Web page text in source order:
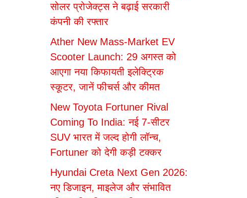
सोलर प्रोजेक्ट्स ने बढ़ाई सरकारी
कंपनी की रफ्तार
Ather New Mass-Market EV
Scooter Launch: 29 अगस्त को
आएगा नया किफायती इलेक्ट्रिक
स्कूटर, जानें फीचर्स और कीमत
New Toyota Fortuner Rival
Coming To India: नई 7-सीटर
SUV भारत में जल्द होगी लॉन्च,
Fortuner को देगी कड़ी टक्कर
Hyundai Creta Next Gen 2026:
नए डिजाइन, माइलेज और संभावित